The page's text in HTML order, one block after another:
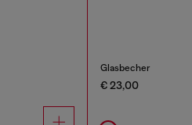
Glasbecher
€ 23,00